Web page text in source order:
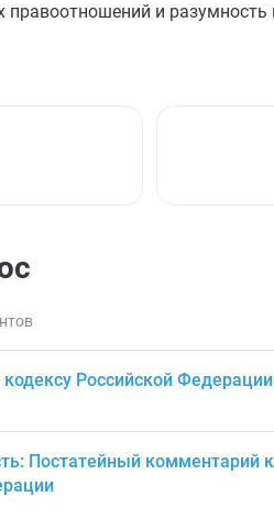
и разумность
Российской
Постатейный комментарий